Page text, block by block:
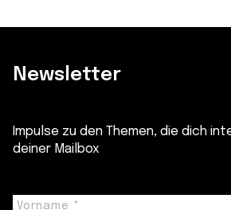
Newsletter
Impulse zu den Themen, die dich
deiner Mailbox